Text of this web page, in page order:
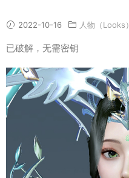
2022-10-16 人物（Looks）
已破解，无需密钥